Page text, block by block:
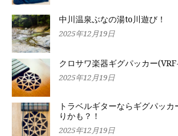
中川温泉ぶなの湯to川遊び！
2025年12月19日
クロサワ楽器ギグパッカー
2025年12月19日
トラベルギターならギグパッ
りかも？！
2025年12月19日